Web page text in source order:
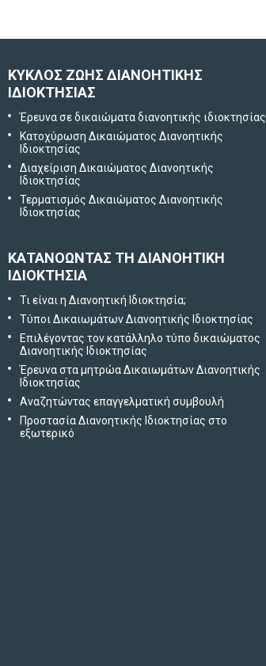
ΚΥΚΛΟΣ ΖΩΗΣ ΔΙΑΝΟΗΤΙΚΗΣ
ΙΔΙΟΚΤΗΣΙΑΣ
Έρευνα σε δικαιώματα διανοητικής ιδιοκτησίας
Κατοχύρωση Δικαιώματος Διανοητικής
Ιδιοκτησίας
Διαχείριση Δικαιώματος Διανοητικής
Ιδιοκτησίας
Τερματισμός Δικαιώματος Διανοητικής
Ιδιοκτησίας
ΚΑΤΑΝΟΩΝΤΑΣ ΤΗ ΔΙΑΝΟΗΤΙΚΗ
ΙΔΙΟΚΤΗΣΙΑ
Τι είναι η Διανοητική Ιδιοκτησία;
Τύποι Δικαιωμάτων Διανοητικής Ιδιοκτησίας
Επιλέγοντας τον κατάλληλο τύπο δικαιώματος
Διανοητικής Ιδιοκτησίας
Έρευνα στα μητρώα Δικαιωμάτων Διανοητικής
Ιδιοκτησίας
Αναζητώντας επαγγελματική συμβουλή
Προστασία Διανοητικής Ιδιοκτησίας στο
εξωτερικό